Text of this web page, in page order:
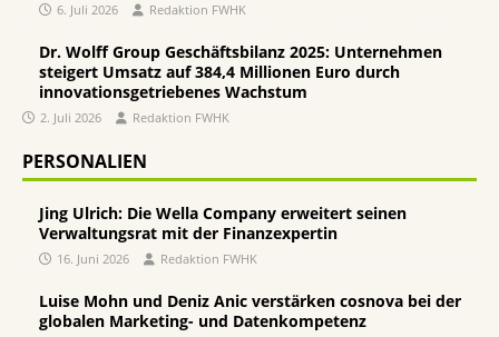
6. Juli 2026 Redaktion FWHK
Dr. Wolff Group Geschäftsbilanz 2025: Unternehmen
steigert Umsatz auf 384,4 Millionen Euro durch
innovationsgetriebenes Wachstum
2. Juli 2026 Redaktion FWHK
PERSONALIEN
Jing Ulrich: Die Wella Company erweitert seinen
Verwaltungsrat mit der Finanzexpertin
16. Juni 2026 Redaktion FWHK
Luise Mohn und Deniz Anic verstärken cosnova bei der
globalen Marketing- und Datenkompetenz